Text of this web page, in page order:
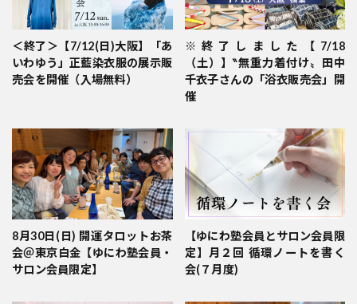
＜終了＞【7/12(日)大阪】「あ
いわゆう」正藍染衣服の展示販
売会を開催（入場無料）
※終了しました【7/18
（土）】‶無重力着付け〟田中
千衣子さんの「浴衣販売会」開
催
8月30日(日) 開運タロットお茶
会＠東京白金【ゆにわ塾会員・
サロン会員限定】
【ゆにわ塾会員とサロン会員限
定】月２回 循環ノートを書く
会(７月度)